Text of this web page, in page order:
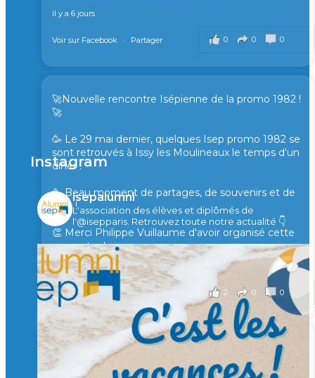
il y a 6 jours
0 0 0
Voir sur Facebook · Partager
🚀Nouvelle rencontre Isépienne de la promo 1982 !
🚀
🥳 Le 29 mai dernier, quelques Isep promo 1982 se
sont retrouvés à Issy les Moulineaux le temps d'un
diner !
🥳 Beau moment de partages, de souvenirs et de
rires !
👏 Merci Philippe Vuillaume d'avoir organisé cette
rencontre !
il y a 2 mois
2 0 0
Voir sur Facebook · Partager
🙏 Soutenez l’Isep via la taxe d’apprentissage 2026
et contribuons ensemble à former les générations
d’ingénieurs de demain. 🙏
Instagram
isepalumni
L'association des élèves et diplômés de
l'@isepparis. Retrouvez toute notre actualité 👇